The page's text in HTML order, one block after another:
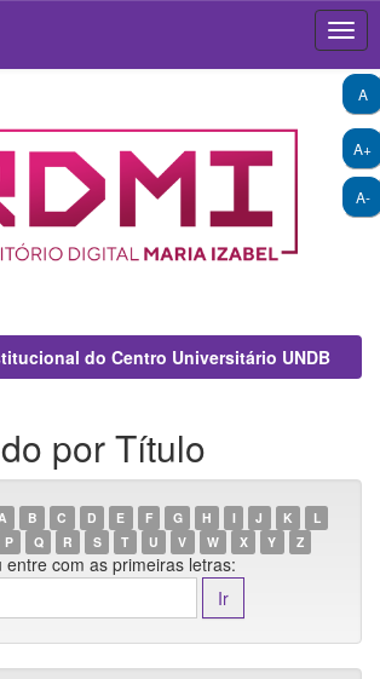
A+
A-
A
do Centro Universitário UNDB
por Título
B C D E F G H I J K
L
P Q R S T U V W X Y Z
entre com as primeiras letras: